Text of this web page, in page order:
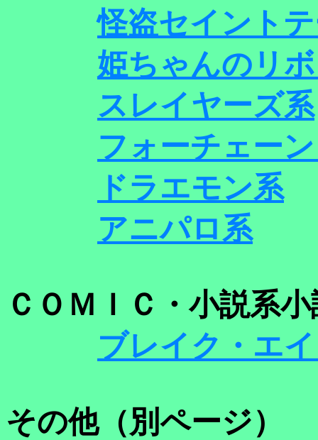
怪盗セイント
姫ちゃんのリ
スレイヤーズ系
フォーチェー
ドラエモン系
アニパロ系
ＣＯＭＩＣ・小説系
ブレイク・エ
その他（別ページ）